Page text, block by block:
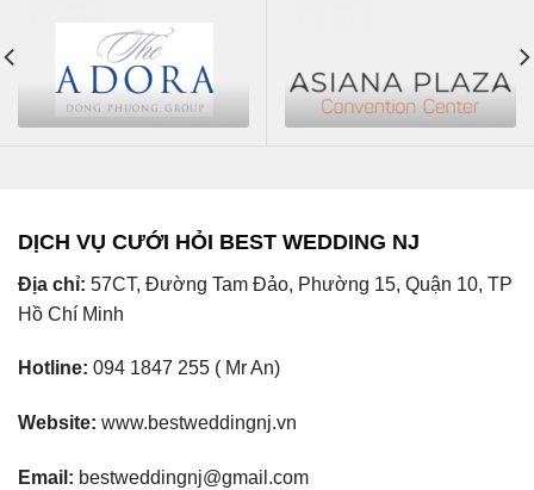
DỊCH VỤ CƯỚI HỎI BEST WEDDING NJ
Địa chỉ: 57CT, Đường Tam Đảo, Phường 15, Quận 10, TP
Hồ Chí Minh
Hotline: 094 1847 255 ( Mr An)
Website: www.bestweddingnj.vn
Email: bestweddingnj@gmail.com